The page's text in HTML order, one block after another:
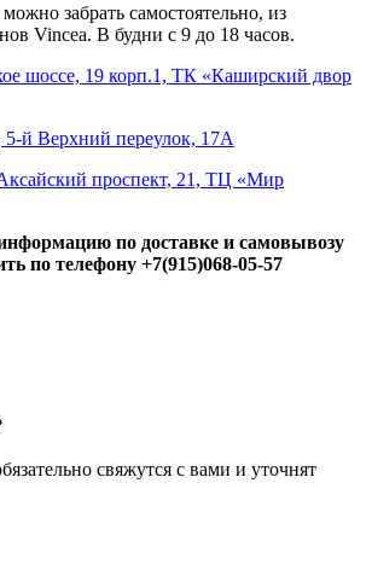
забрать самостоятельно, из
Vincea. В будни с 9 до 18 часов.
шоссе, 19 корп.1, ТК «Каширский двор
5-й Верхний переулок, 17А
проспект, 21, ТЦ «Мир
по доставке и самовывозу
по телефону +7(915)068-05-57
свяжутся с вами и уточнят